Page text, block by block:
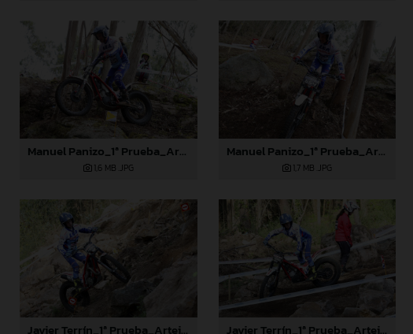
Manuel Panizo_1ª Prueba_Arteixo (A Coruña)
1,6 MB .JPG
Manuel Panizo_1ª Prueba_Arteixo (A Coruña)
1,7 MB .JPG
Javier Terrín_1ª Prueba_Arteixo (A Coruña) Javier Terrín_1ª Prueba_Arteixo (A Coruña)